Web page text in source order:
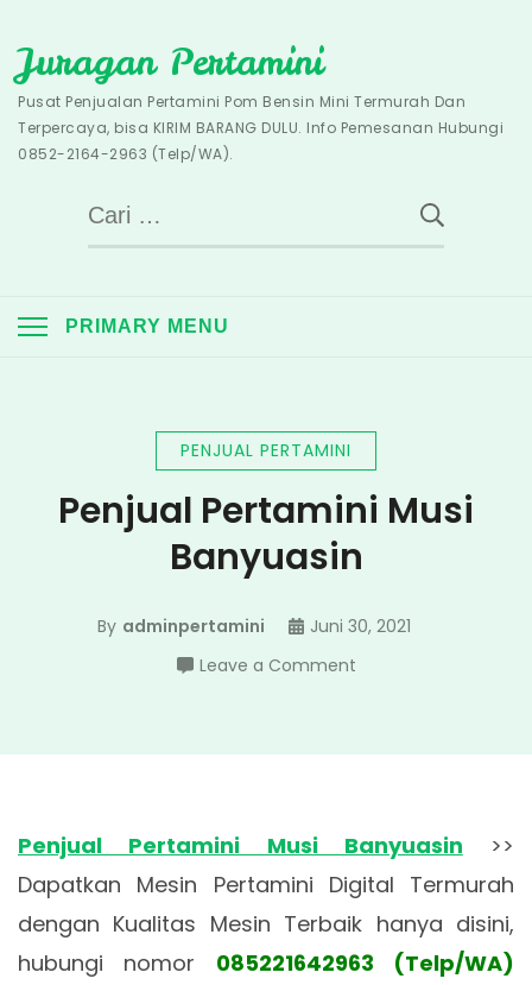
to
content
Juragan Pertamini
Pusat Penjualan Pertamini Pom Bensin Mini Termurah Dan
Terpercaya, bisa KIRIM BARANG DULU. Info Pemesanan Hubungi
0852-2164-2963 (Telp/WA).
Cari
untuk:
PRIMARY MENU
PENJUAL PERTAMINI
Penjual Pertamini Musi
Banyuasin
By adminpertamini
Juni 30, 2021
Leave a Commenton
Musi
Penjual Pertamini Musi Banyuasin >>
Dapatkan Mesin Pertamini Digital Termurah
dengan Kualitas Mesin Terbaik hanya disini,
hubungi nomor 085221642963 (Telp/WA)